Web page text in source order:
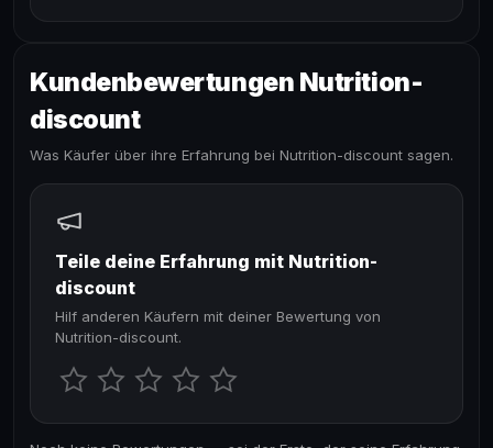
Kundenbewertungen Nutrition-
discount
Was Käufer über ihre Erfahrung bei Nutrition-discount sagen.
Teile deine Erfahrung mit Nutrition-
discount
Hilf anderen Käufern mit deiner Bewertung von
Nutrition-discount.